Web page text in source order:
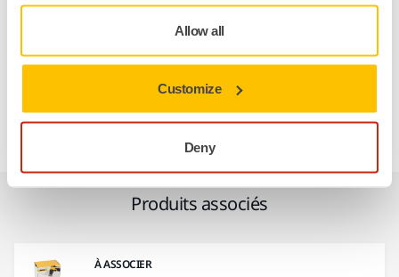
Allow all
Customize
Deny
rectification des défauts en construction automobile et en
atelier de carrosserie, le nouvel Iridium SR offre des
performances constantes lors du ponçage des vernis, des
lridium SR doit être associé aux outils sans fil ergonomiques
de Mirka, les ponceuses AOS-B et AROP-B.
Produits associés
À ASSOCIER